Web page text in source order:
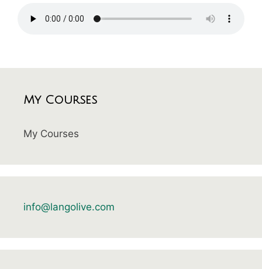
My Courses
My Courses
info@langolive.com